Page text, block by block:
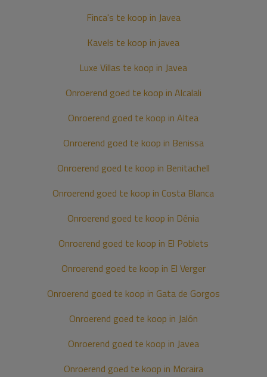
Finca's te koop in Javea
Kavels te koop in javea
Luxe Villas te koop in Javea
Onroerend goed te koop in Alcalali
Onroerend goed te koop in Altea
Onroerend goed te koop in Benissa
Onroerend goed te koop in Benitachell
Onroerend goed te koop in Costa Blanca
Onroerend goed te koop in Dénia
Onroerend goed te koop in El Poblets
Onroerend goed te koop in El Verger
Onroerend goed te koop in Gata de Gorgos
Onroerend goed te koop in Jalón
Onroerend goed te koop in Javea
Onroerend goed te koop in Moraira